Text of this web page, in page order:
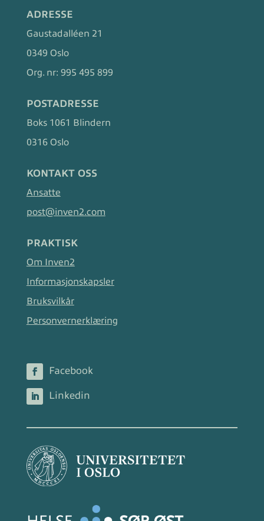
ADRESSE
Gaustadalléen 21
0349 Oslo
Org. nr: 995 495 899
POSTADRESSE
Boks 1061 Blindern
0316 Oslo
KONTAKT OSS
Ansatte
post@inven2.com
PRAKTISK
Om Inven2
Informasjonskapsler
Bruksvilkår
Personvernerklæring